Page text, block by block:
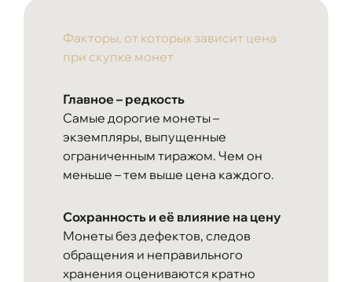
Факторы, от которых зависит цена
при скупке монет
Главное – редкость
Самые дорогие монеты –
экземпляры, выпущенные
ограниченным тиражом. Чем он
меньше – тем выше цена каждого.
Сохранность и её влияние на цену
Монеты без дефектов, следов
обращения и неправильного
хранения оцениваются кратно